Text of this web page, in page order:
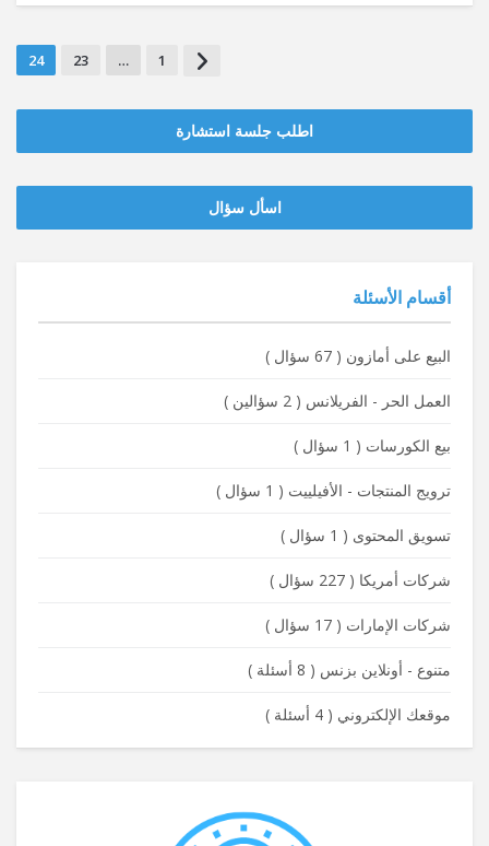
1
…
23
24
اطلب جلسة استشارة
‫‫اسأل سؤال
أقسام الأسئلة
البيع على أمازون ( 67 سؤال )
العمل الحر - الفريلانس ( 2 سؤالين )
بيع الكورسات ( 1 سؤال )
ترويج المنتجات - الأفيلييت ( 1 سؤال )
تسويق المحتوى ( 1 سؤال )
شركات أمريكا ( 227 سؤال )
شركات الإمارات ( 17 سؤال )
متنوع - أونلاين بزنس ( 8 أسئلة )
موقعك الإلكتروني ( 4 أسئلة )